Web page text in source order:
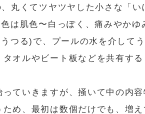
丸くてツヤツヤした小さな「
は肌色〜白っぽく、痛みやかゆ
つる)で、プールの水を介して
オルやビート板などを共有す
ていきますが、掻いて中の内
め、最初は数個だけでも、増